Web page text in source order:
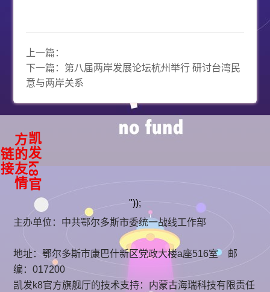
上一篇：
下一篇： 第八届两岸发展论坛杭州举行 研讨台湾民
意与两岸关系
凯
k
8
官
方
友
情
"));
主办单位：中共鄂尔多斯市委统一战线工作部
地址：鄂尔多斯市康巴什新区党政大楼a座516室 邮
编：017200
凯发k8官方旗舰厅的技术支持： 内蒙古海瑞科技有限责任